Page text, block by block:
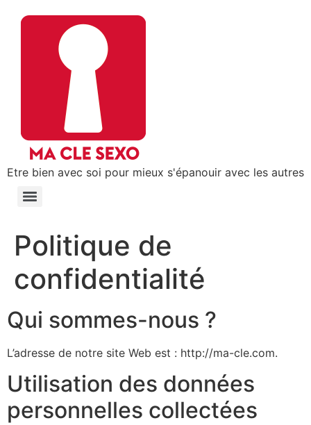
Etre bien avec soi pour mieux s'épanouir avec les autres
Politique de
confidentialité
Qui sommes-nous ?
L’adresse de notre site Web est : http://ma-cle.com.
Utilisation des données
personnelles collectées